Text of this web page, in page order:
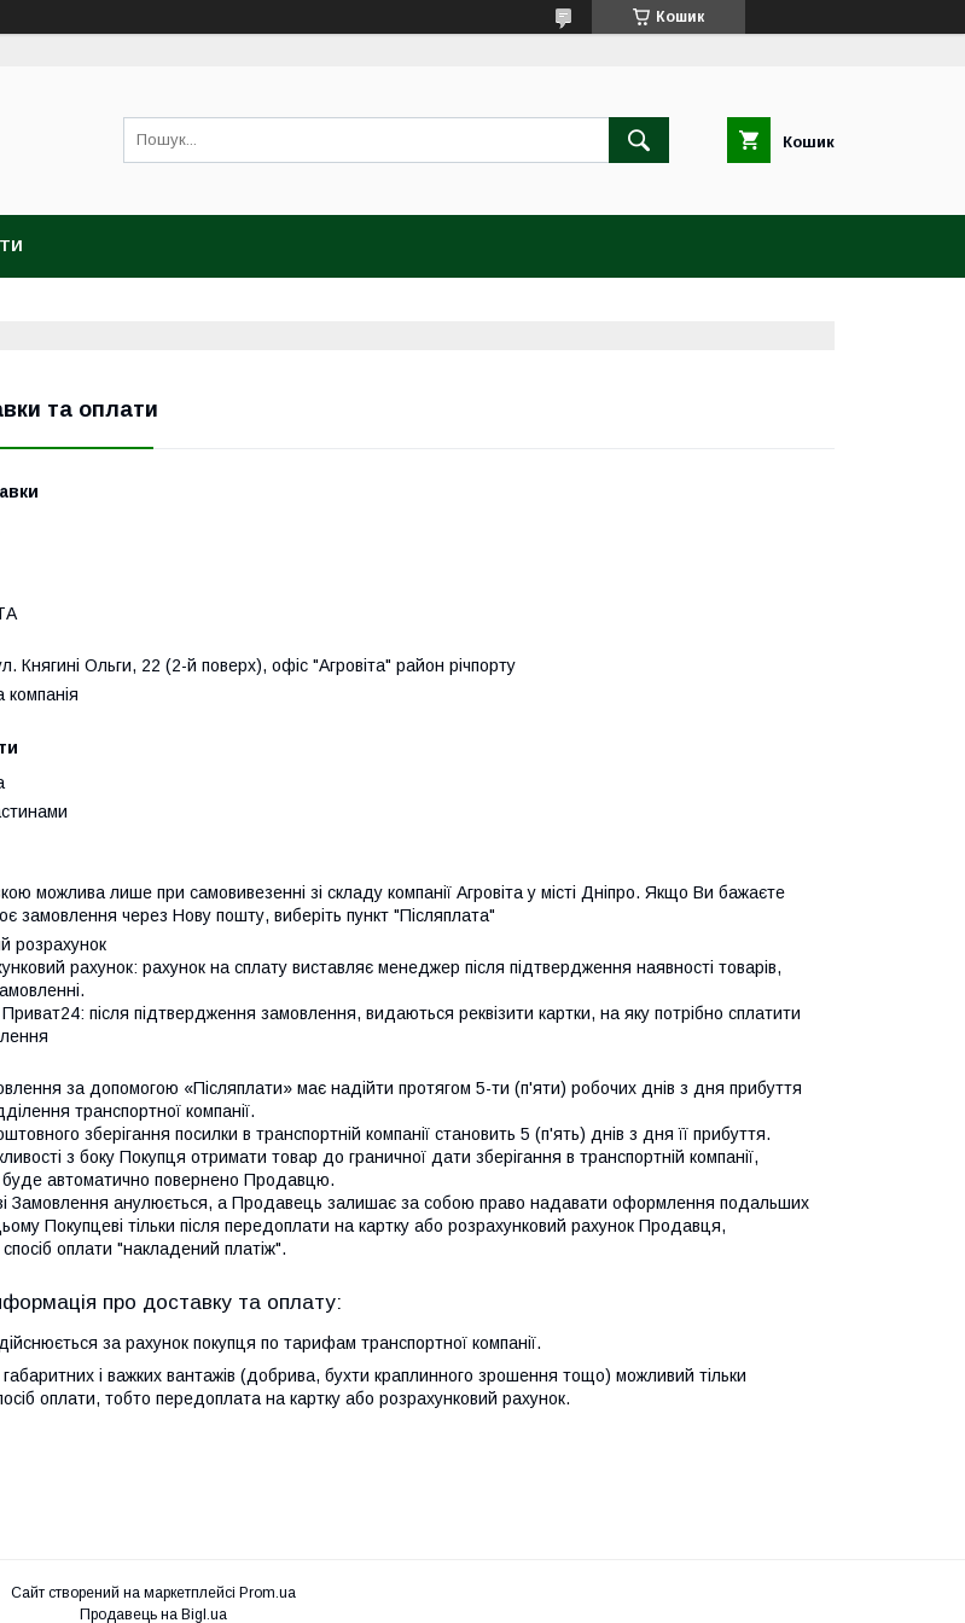
Кошик
Кошик
та оплати
Княгині Ольги, 22 (2-й поверх), офіс "Агровіта" район річпорту
компанія
можлива лише при самовивезенні зі складу компанії Агровіта у місті Дніпро. Якщо Ви бажаєте
замовлення через Нову пошту, виберіть пункт "Післяплата"
розрахунок
рахунок: рахунок на сплату виставляє менеджер після підтвердження наявності товарів,
після підтвердження замовлення, видаються реквізити картки, на яку потрібно сплатити
за допомогою «Післяплати» має надійти протягом 5-ти (п'яти) робочих днів з дня прибуття
транспортної компанії.
зберігання посилки в транспортній компанії становить 5 (п'ять) днів з дня її прибуття.
з боку Покупця отримати товар до граничної дати зберігання в транспортній компанії,
автоматично повернено Продавцю.
Замовлення анулюється, а Продавець залишає за собою право надавати оформлення подальших
Покупцеві тільки після передоплати на картку або розрахунковий рахунок Продавця,
оплати "накладений платіж".
за рахунок покупця по тарифам транспортної компанії.
і важких вантажів (добрива, бухти краплинного зрошення тощо) можливий тільки
оплати, тобто передоплата на картку або розрахунковий рахунок.
Сайт створений на маркетплейсі Prom.ua
Продавець на Bigl.ua